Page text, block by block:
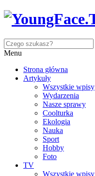
Menu
Strona główna
Artykuły
Wszystkie wpisy
Wydarzenia
Nasze sprawy
Coolturka
Ekologia
Nauka
Sport
Hobby
Foto
TV
Wszystkie wpisy